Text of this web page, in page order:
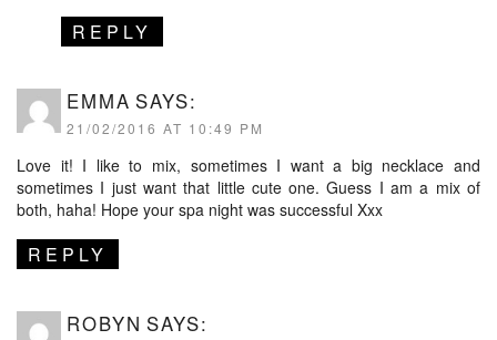
REPLY
EMMA SAYS:
21/02/2016 AT 10:49 PM
Love it! I like to mix, sometimes I want a big necklace and
sometimes I just want that little cute one. Guess I am a mix of
both, haha! Hope your spa night was successful Xxx
REPLY
ROBYN SAYS: